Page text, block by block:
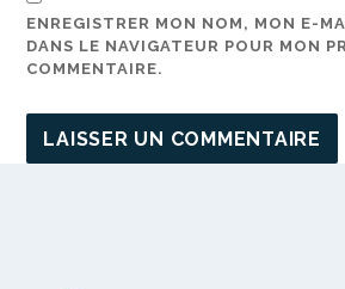
ENREGISTRER MON NOM, MON E-
DANS LE NAVIGATEUR POUR MON
COMMENTAIRE.